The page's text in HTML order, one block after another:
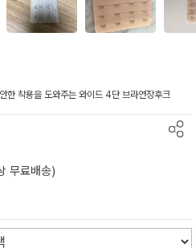
한 착용을 도와주는 와이드 4단 브라연장후크
무료배송)